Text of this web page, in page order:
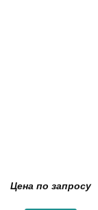
Цена по запросу